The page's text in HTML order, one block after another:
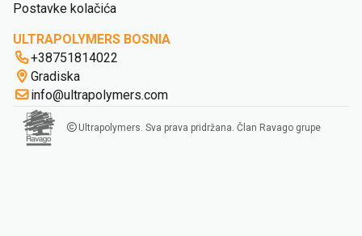
Postavke kolačića
ULTRAPOLYMERS BOSNIA
+38751814022
Gradiska
info@ultrapolymers.com
Ultrapolymers. Sva prava pridržana. Član Ravago grupe